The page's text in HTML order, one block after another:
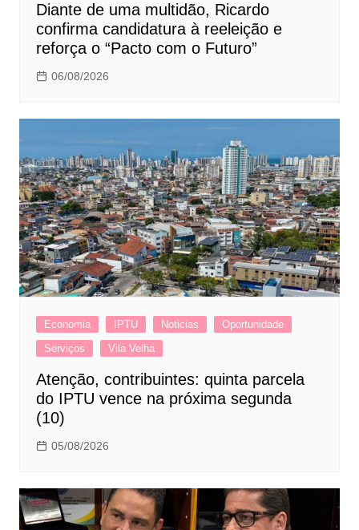
Diante de uma multidão, Ricardo
confirma candidatura à reeleição e
reforça o “Pacto com o Futuro”
06/08/2026
Economia IPTU Noticias
Oportunidade
Serviços
Vila Velha
Atenção, contribuintes: quinta parcela
do IPTU vence na próxima segunda
(10)
05/08/2026